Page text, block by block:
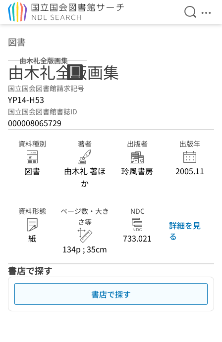
検索を
メ
図書
由木礼全版画集
由木礼全版画集
国立国会図書館請求記号
YP14-H53
国立国会図書館書誌ID
000008065729
資料種別
図書
著者
由木礼 著ほ
か
出版者
玲風書房
出版年
2005.11
資料形態
紙
ページ数・大き
さ等
134p ; 35cm
NDC
733.021
詳細を見
る
書店で探す
書店で探す